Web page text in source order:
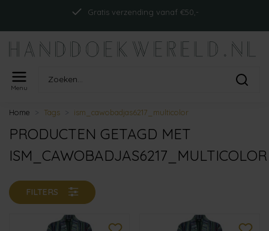
Gratis verzending vanaf €50,-
Menu
Home Tags ism_cawobadjas6217_multicolor
PRODUCTEN GETAGD MET
ISM_CAWOBADJAS6217_MULTICOLOR
FILTERS